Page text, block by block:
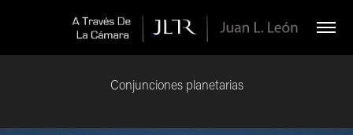
Conjunciones planetarias